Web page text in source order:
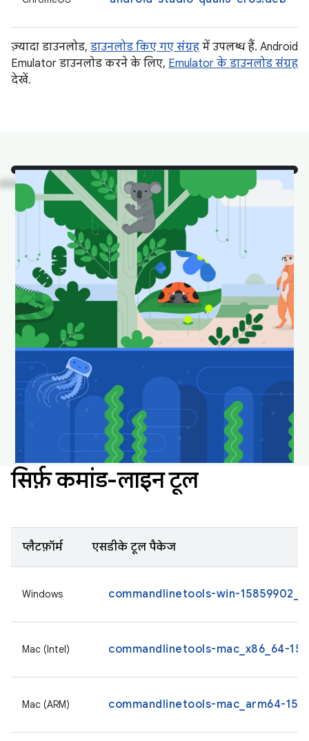
ज़्यादा डाउनलोड, डाउनलोड किए गए संग्रह में उपलब्ध हैं. Android
Emulator डाउनलोड करने के लिए, Emulator के डाउनलोड संग्रह
देखें.
देखो! यहां Android Studio
के कुछ जानवरों को उनके
प्राकृतिक आवास में दिखाया
गया है.
अपने डेस्कटॉप को मज़ेदार और नया बनाए रखने के लिए,
इन्हें डाउनलोड करें और वॉलपेपर के तौर पर सेट करें.
Android Studio के वॉलपेपर डाउनलोड करना
सिर्फ़ कमांड-लाइन टूल
प्लैटफ़ॉर्म एसडीके टूल पैकेज
Windows commandlinetools-win-
Mac (Intel) commandlinetools-mac_x86_64-
Mac (ARM) commandlinetools-mac_arm64-